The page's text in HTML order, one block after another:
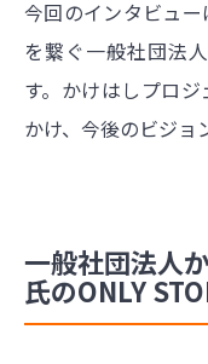
今回のインタビュ
を繋ぐ一般社団法
す。かけはしプロ
かけ、今後のビジョ
一般社団法人
氏のONLY